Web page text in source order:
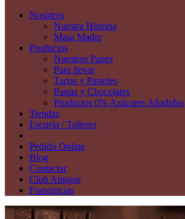
Nosotros
Nuestra Historia
Masa Madre
Productos
Nuestros Panes
Para llevar
Tartas y Pasteles
Pastas y Chocolates
Productos 0% Azúcares Añadidos
Tiendas
Escuela / Talleres
Pedido Online
Blog
Contactar
Club Amigos
Franquicias